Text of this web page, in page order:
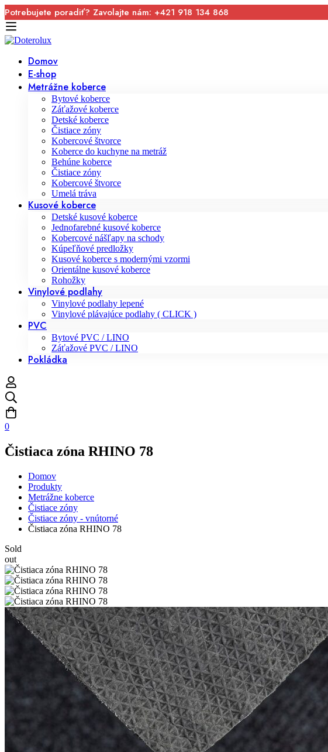
Potrebujete poradiť? Zavolajte nám: +421 918 134 868
Domov
E-shop
Metrážne koberce
Bytové koberce
Záťažové koberce
Detské koberce
Čistiace zóny
Kobercové štvorce
Koberce do kuchyne na metráž
Behúne koberce
Čistiace zóny
Kobercové štvorce
Umelá tráva
Kusové koberce
Detské kusové koberce
Jednofarebné kusové koberce
Kobercové nášľapy na schody
Kúpeľňové predložky
Kusové koberce s modernými vzormi
Orientálne kusové koberce
Rohožky
Vinylové podlahy
Vinylové podlahy lepené
Vinylové plávajúce podlahy ( CLICK )
PVC
Bytové PVC / LINO
Záťažové PVC / LINO
Pokládka
0
Čistiaca zóna RHINO 78
Domov
Produkty
Metrážne koberce
Čistiace zóny
Čistiace zóny - vnútorné
Čistiaca zóna RHINO 78
Sold
out